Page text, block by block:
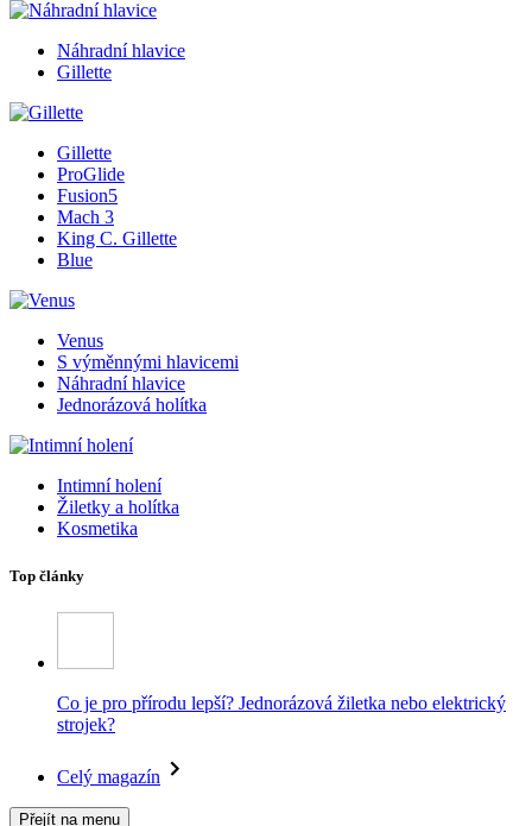
Náhradní hlavice
Gillette
Gillette
ProGlide
Fusion5
Mach 3
King C. Gillette
Blue
Venus
S výměnnými hlavicemi
Náhradní hlavice
Jednorázová holítka
Intimní holení
Žiletky a holítka
Kosmetika
Top články
Co je pro přírodu lepší? Jednorázová žiletka nebo elektrický
strojek?
Celý magazín
Přejít na menu